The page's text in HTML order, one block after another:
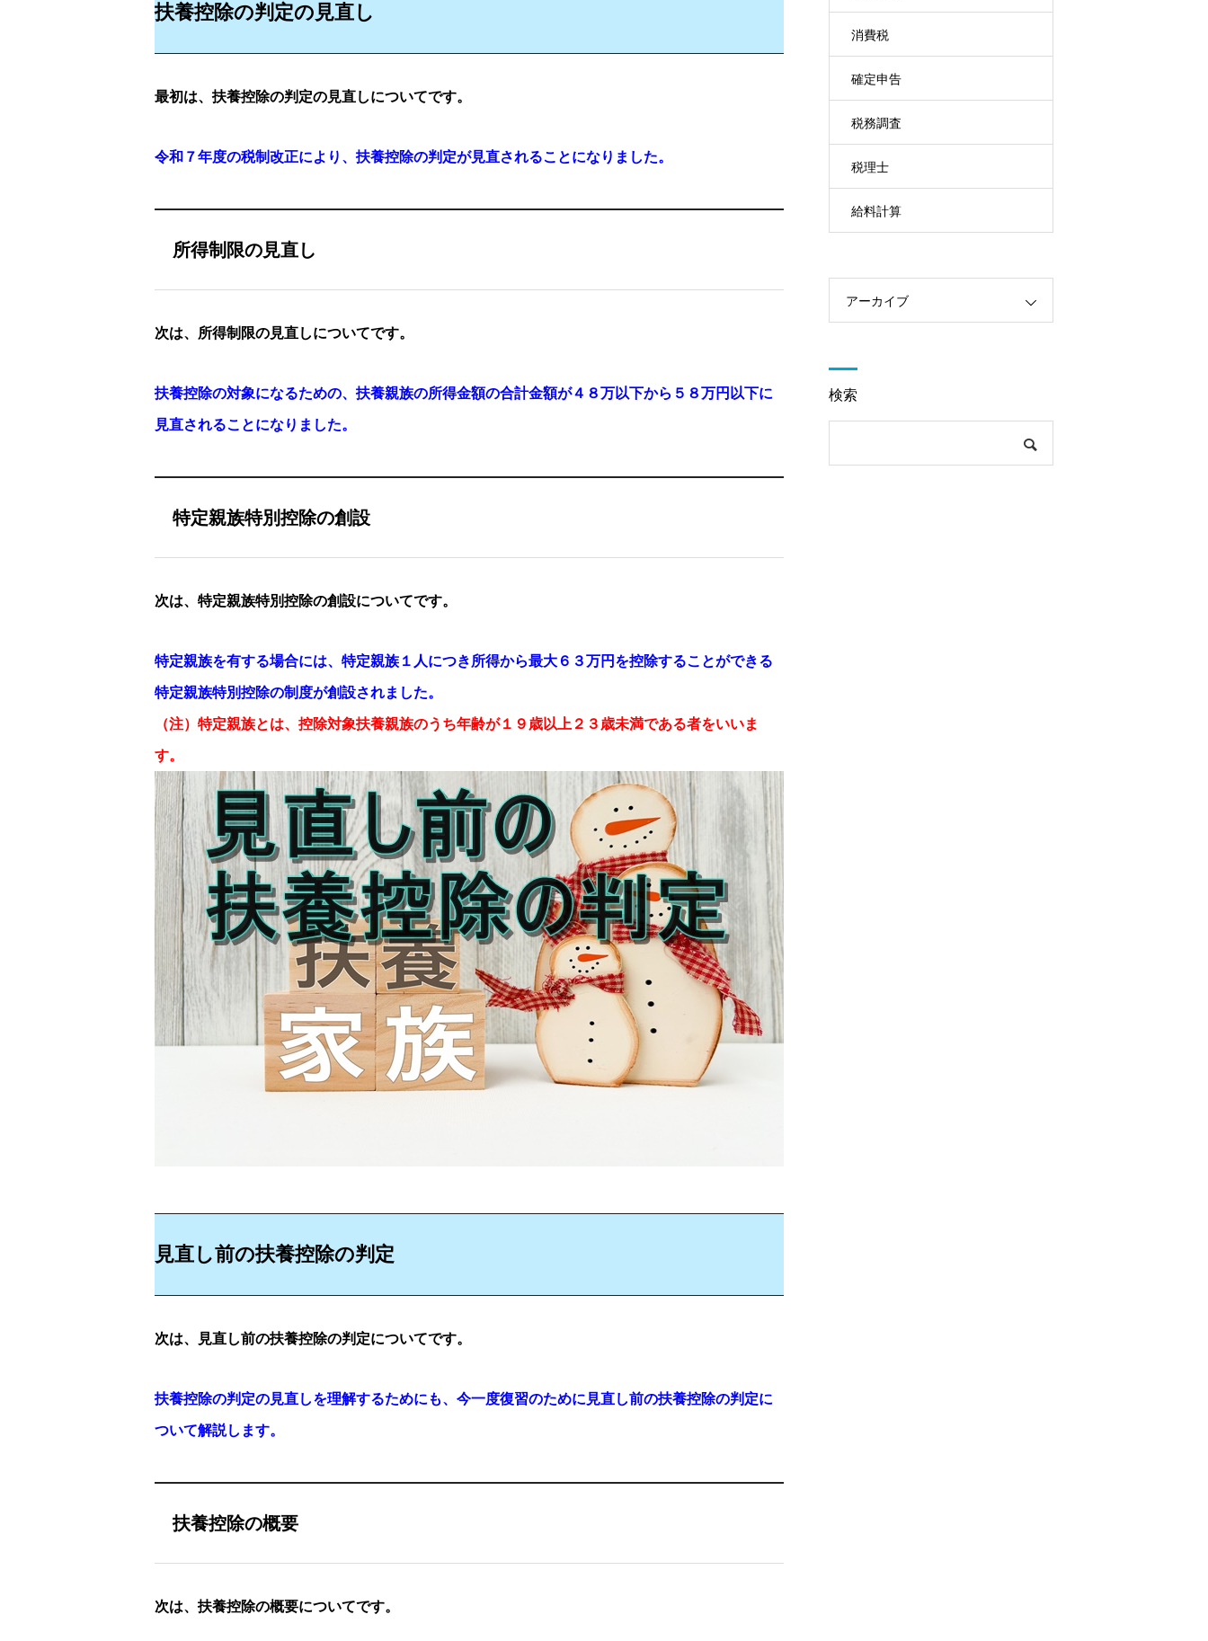
扶養控除の判定の見直し
最初は、扶養控除の判定の見直しについてです。
令和７年度の税制改正により、扶養控除の判定が見直されることになりました。
所得制限の見直し
次は、所得制限の見直しについてです。
扶養控除の対象になるための、扶養親族の所得金額の合計金額が４８万以下から５８万円以下に
見直されることになりました。
特定親族特別控除の創設
次は、特定親族特別控除の創設についてです。
特定親族を有する場合には、特定親族１人につき所得から最大６３万円を控除することができる
特定親族特別控除の制度が創設されました。
（注）特定親族とは、控除対象扶養親族のうち年齢が１９歳以上２３歳未満である者をいいま
す。
見直し前の扶養控除の判定
次は、見直し前の扶養控除の判定についてです。
扶養控除の判定の見直しを理解するためにも、今一度復習のために見直し前の扶養控除の判定に
ついて解説します。
扶養控除の概要
次は、扶養控除の概要についてです。
消費税
確定申告
税務調査
税理士
給料計算
アーカイブ
検索